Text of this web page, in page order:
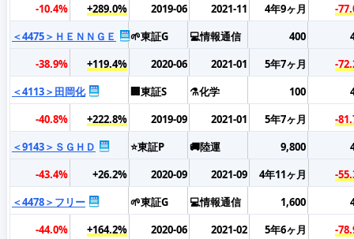
-10.4%
+289.0% 2019-06 2021-11 4年9ヶ月
-
＜4475＞ＨＥＮＮＧＥ
🌱東証G 💻情報通信 400
-38.9%
+119.4% 2020-06 2021-01 5年7ヶ月
-
＜4113＞田岡化
🏢東証S ⚗️化学 100
-40.8%
+222.8% 2019-09 2021-01 5年7ヶ月
-
＜9143＞ＳＧＨＤ
⭐東証P 🚚陸運 9,800
-43.4%
+26.2% 2020-09 2021-09 4年11ヶ月
-
＜4478＞フリー
🌱東証G 💻情報通信 1,600
-44.0%
+164.2% 2020-06 2021-02 5年6ヶ月
-